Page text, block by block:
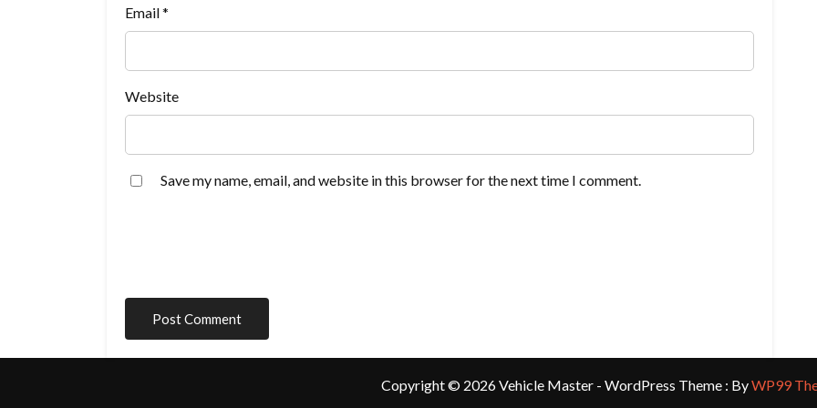
Email*
Website
Save my name, email, and website in this browser for the next time I comment.
Copyright © 2026 Vehicle Master - WordPress Theme : ByWP99